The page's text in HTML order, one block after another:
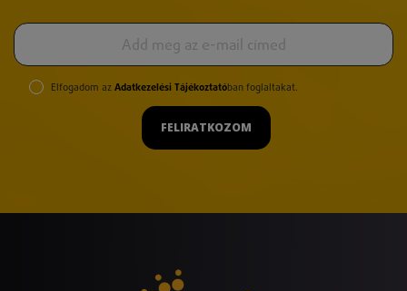
Elfogadom az Adatkezelési Tájékoztatóban foglaltakat.
FELIRATKOZOM